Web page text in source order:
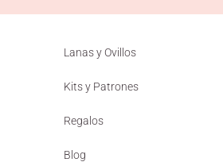
Lanas y Ovillos
Kits y Patrones
Regalos
Blog